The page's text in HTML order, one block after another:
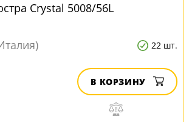
Crystal 5008/56L
22 шт.
В КОРЗИНУ